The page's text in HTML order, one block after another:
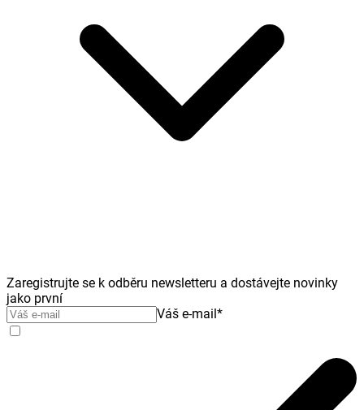
Zaregistrujte se k odběru newsletteru a dostávejte novinky
jako první
Váš e-mail*